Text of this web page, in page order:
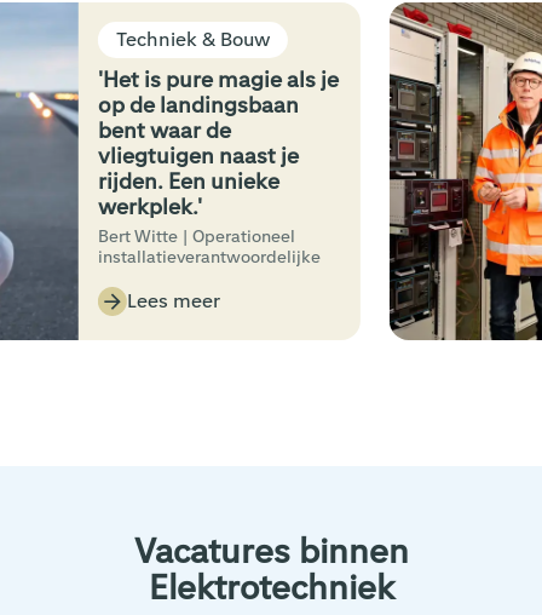
Techniek & Bouw
'Het is pure magie als je
op de landingsbaan
bent waar de
vliegtuigen naast je
rijden. Een unieke
werkplek.'
Bert Witte | Operationeel
installatieverantwoordelijke
Lees meer
Vacatures binnen
Elektrotechniek